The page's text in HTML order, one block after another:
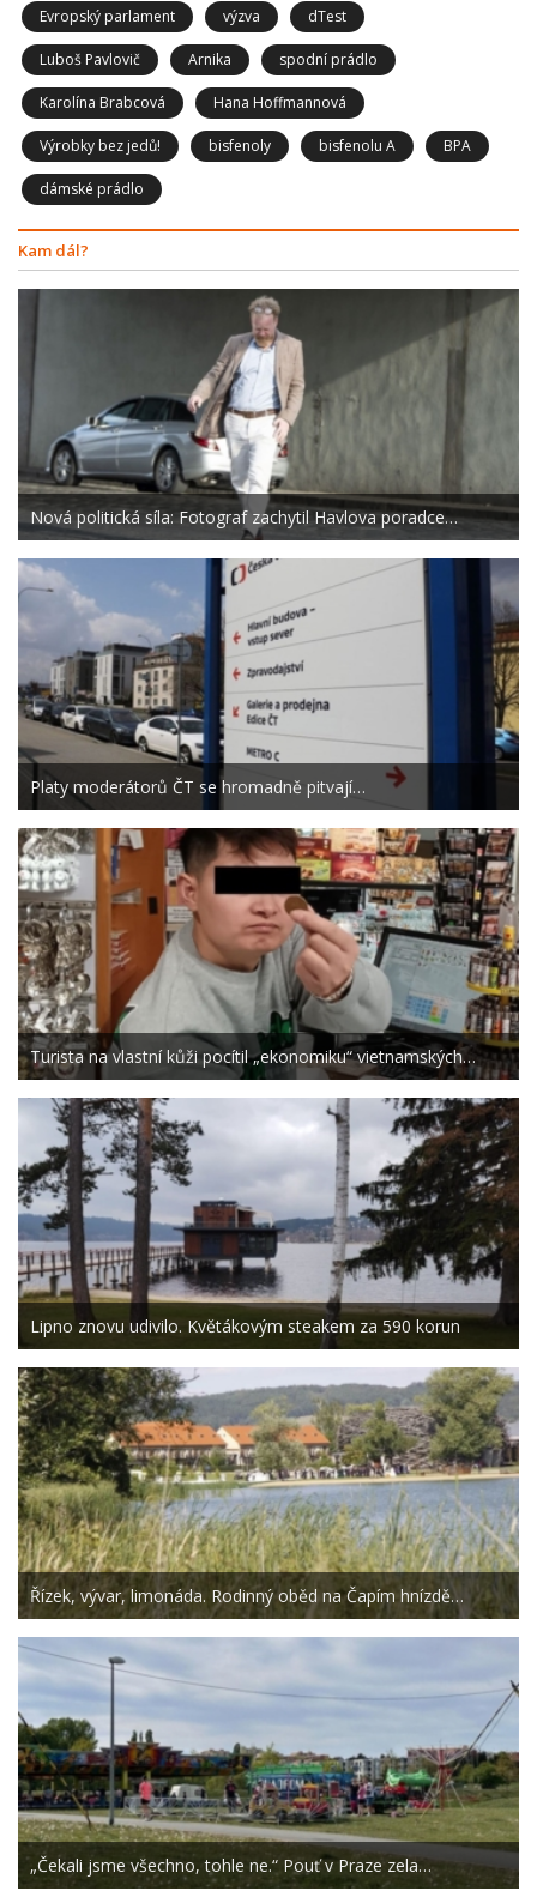
Evropský parlament výzva dTest
Luboš Pavlovič Arnika spodní prádlo
Karolína Brabcová Hana Hoffmannová
Výrobky bez jedů! bisfenoly bisfenolu A BPA
dámské prádlo
Kam dál?
Nová politická síla: Fotograf zachytil Havlova poradce…
Platy moderátorů ČT se hromadně pitvají…
Turista na vlastní kůži pocítil „ekonomiku“ vietnamských…
Lipno znovu udivilo. Květákovým steakem za 590 korun
Řízek, vývar, limonáda. Rodinný oběd na Čapím hnízdě…
„Čekali jsme všechno, tohle ne.“ Pouť v Praze zela…